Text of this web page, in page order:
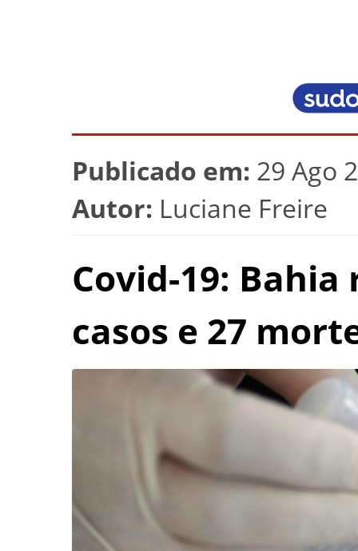
Publicado em: 29 Ago
Autor: Luciane Freire
Covid-19:
casos e 27